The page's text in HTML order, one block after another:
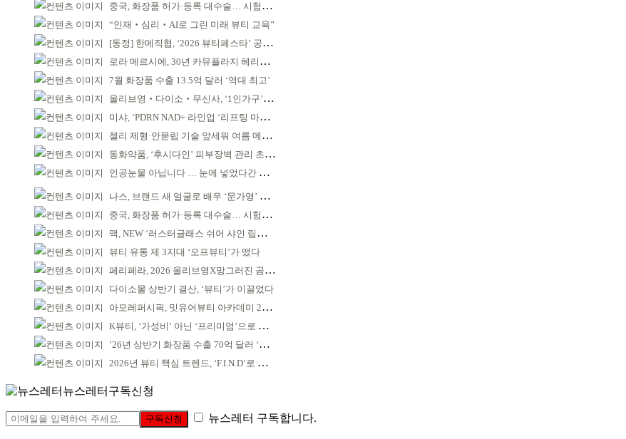
중국, 화장품 허가·등록 대수술… 시험자료 공용 허용
“인재‧심리‧AI로 그린 미래 뷰티 교육”
[동정] 한메직협, ‘2026 뷰티페스타’ 공동 주최
로라 메르시에, 30년 카뮤플라지 헤리티지 담아
7월 화장품 수출 13.5억 달러 ‘역대 최고’
올리브영‧다이소‧무신사, ‘1인가구’가 이끈다
미샤, ‘PDRN NAD+ 라인업 ‘리프팅 마스크’ 출시
젤리 제형·안묻립 기술 앞세워 여름 메이크업 시장 공략
동화약품, ‘후시다인’ 피부장벽 관리 초점 ‘리브랜딩’
인공눈물 아닙니다 … 눈에 넣었다간 각막 손상
나스, 브랜드 새 얼굴로 배우 ‘문가영’ 발탁
중국, 화장품 허가·등록 대수술… 시험자료 공용 허용
맥, NEW ‘러스터글래스 쉬어 샤인 립스틱’ 출시
뷰티 유통 제 3지대 ‘오프뷰티’가 떴다
페리페라, 2026 올리브영X망그러진 곰 콜라보
다이소몰 상반기 결산, ‘뷰티’가 이끌었다
아모레퍼시픽, 밋유어뷰티 아카데미 2기 발대식
K뷰티, ‘가성비’ 아닌 ‘프리미엄’으로 승부걸어야
’26년 상반기 화장품 수출 70억 달러 ‘역대 최고’
2026년 뷰티 핵심 트렌드, ‘F.I.N.D’로 읽는다
뉴스레터구독신청
구독신청 뉴스레터 구독합니다.